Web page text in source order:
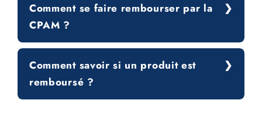
Comment se faire rembourser par la
CPAM ?
Comment savoir si un produit est
remboursé ?